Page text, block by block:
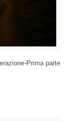
Prima parte